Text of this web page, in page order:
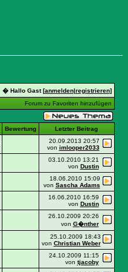
� Hallo Gast [anmelden|registrieren]
Forum zu Favoriten hinzufügen
Bewertung Letzter Beitrag
20.09.2013 20:57
von imlooper2033
03.10.2010 13:21
von Dustin
18.06.2010 15:09
von Sascha Adams
16.06.2010 16:59
von Dustin
26.10.2009 20:26
von G�nther
25.10.2009 18:43
von Christian Weber
24.10.2009 11:15
von tjacoby